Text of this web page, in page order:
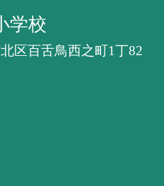
学校
区百舌鳥西之町1丁82